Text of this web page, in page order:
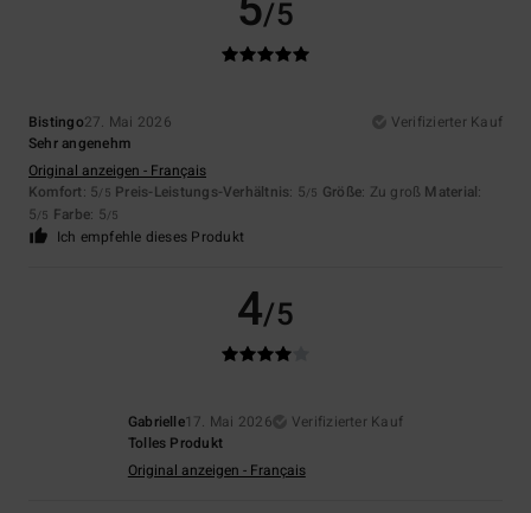
/5
Bistingo27. Mai 2026
Verifizierter Kauf
Sehr angenehm
Original anzeigen - Français
Komfort: 5/5 Preis-Leistungs-Verhältnis: 5/5 Größe: Zu groß Material:
5/5 Farbe: 5/5
Ich empfehle dieses Produkt
4/5
Gabrielle17. Mai 2026
Verifizierter Kauf
Tolles Produkt
Original anzeigen - Français